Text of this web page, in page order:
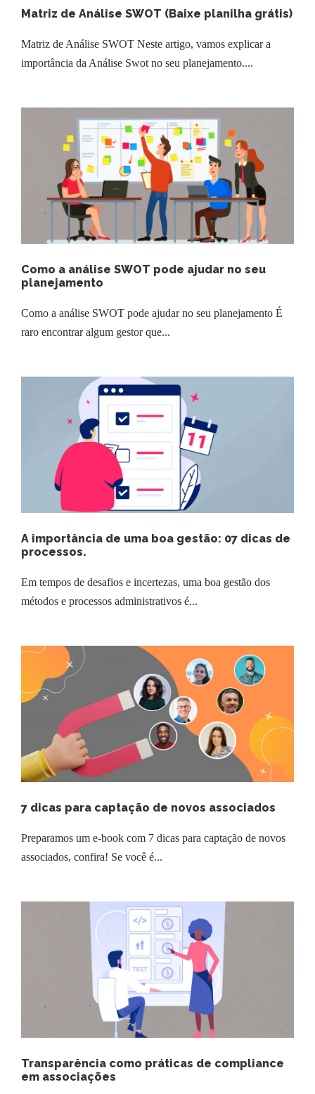
Matriz de Análise SWOT (Baixe planilha grátis)
Matriz de Análise SWOT Neste artigo, vamos explicar a
importância da Análise Swot no seu planejamento....
Como a análise SWOT pode ajudar no seu
planejamento
Como a análise SWOT pode ajudar no seu planejamento É
raro encontrar algum gestor que...
A importância de uma boa gestão: 07 dicas de
processos.
Em tempos de desafios e incertezas, uma boa gestão dos
métodos e processos administrativos é...
7 dicas para captação de novos associados
Preparamos um e-book com 7 dicas para captação de novos
associados, confira! Se você é...
Transparência como práticas de compliance
em associações